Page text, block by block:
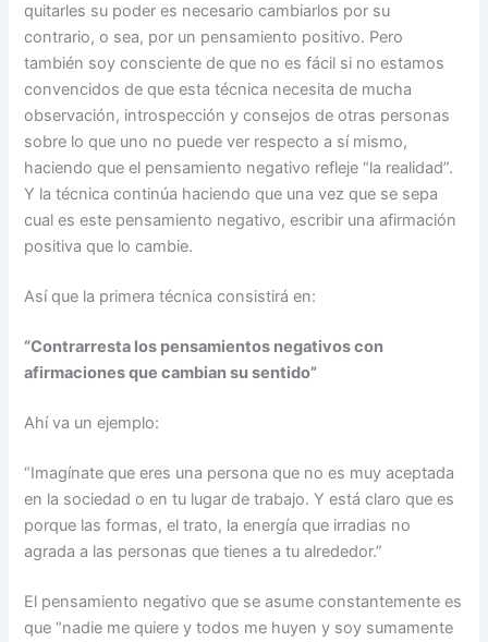
quitarles su poder es necesario cambiarlos por su
contrario, o sea, por un pensamiento positivo. Pero
también soy consciente de que no es fácil si no estamos
convencidos de que esta técnica necesita de mucha
observación, introspección y consejos de otras personas
sobre lo que uno no puede ver respecto a sí mismo,
haciendo que el pensamiento negativo refleje “la realidad”.
Y la técnica continúa haciendo que una vez que se sepa
cual es este pensamiento negativo, escribir una afirmación
positiva que lo cambie.
Así que la primera técnica consistirá en:
“Contrarresta los pensamientos negativos con
afirmaciones que cambian su sentido”
Ahí va un ejemplo:
“Imagínate que eres una persona que no es muy aceptada
en la sociedad o en tu lugar de trabajo. Y está claro que es
porque las formas, el trato, la energía que irradias no
agrada a las personas que tienes a tu alrededor.”
El pensamiento negativo que se asume constantemente es
que “nadie me quiere y todos me huyen y soy sumamente